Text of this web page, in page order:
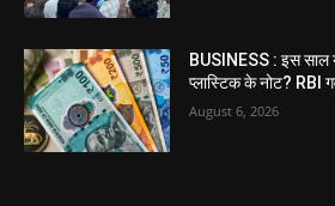
BUSINESS : इस साल
प्लास्टिक के नोट? RBI
August 6, 2026